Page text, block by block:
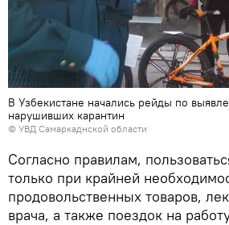
В Узбекистане начались рейды по
нарушивших карантин
© УВД Самаркаднской области
Согласно правилам,
только при крайней
продовольственных товаров,
врача, а также поездок на